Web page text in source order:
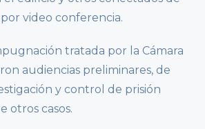
video conferencia.
tratada por la Cámara
audiencias preliminares, de
y control de prisión
otros casos.